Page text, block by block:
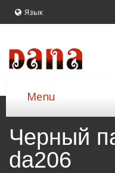
Язык
Черный
da206